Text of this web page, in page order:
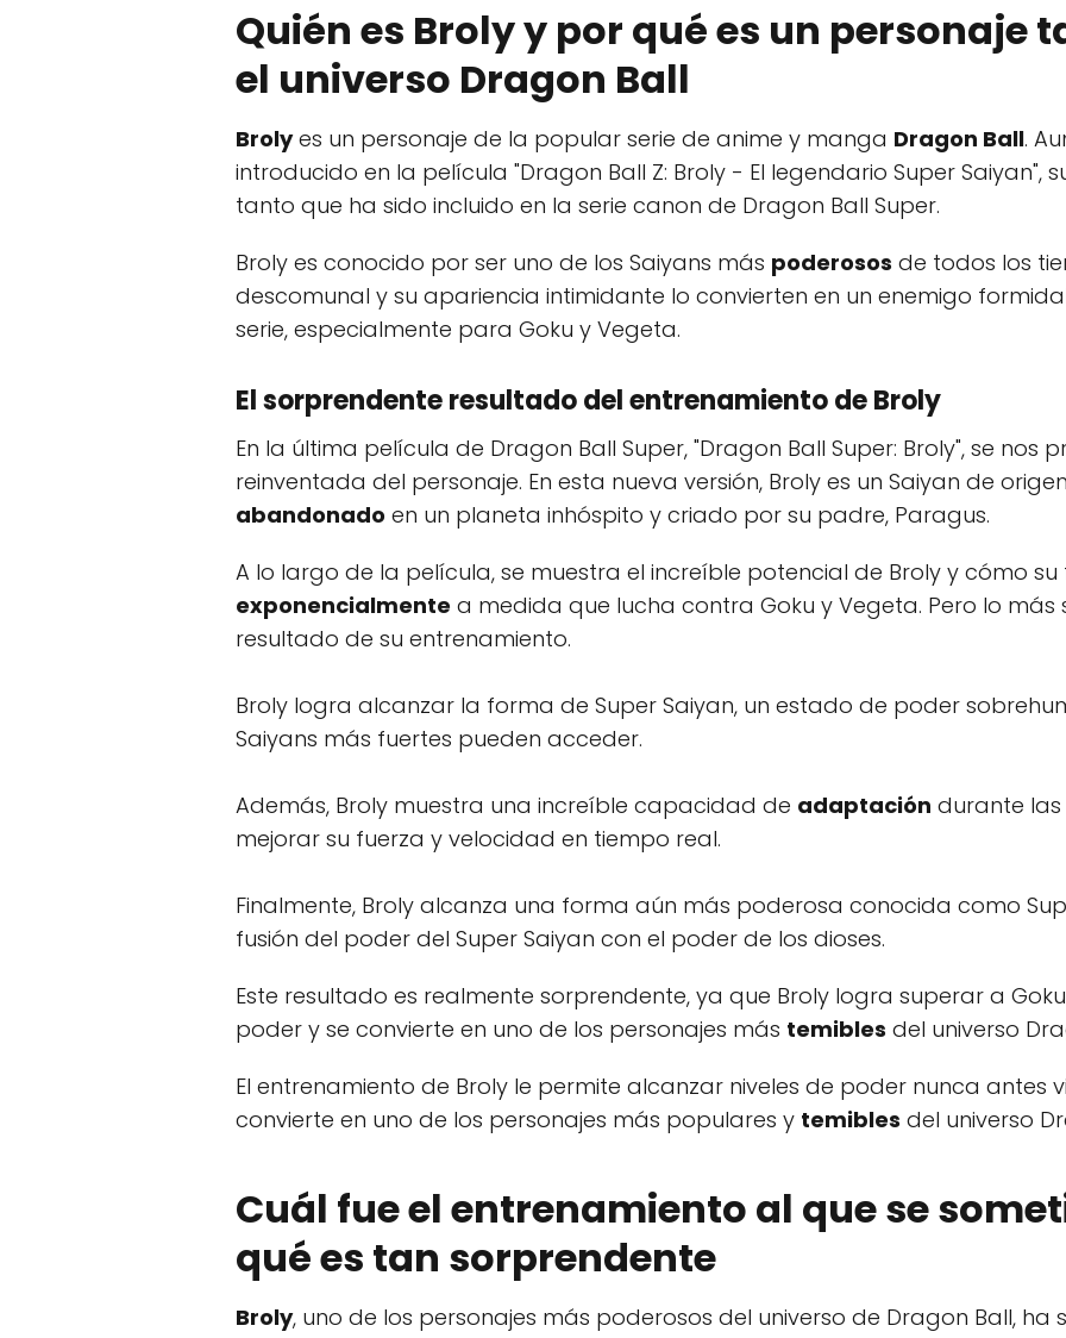
Quién es Broly y por qué es un personaje
el universo Dragon Ball
Brolyes un personaje de la popular serie de anime y manga Dragon Ball.
introducido en la película "Dragon Ball Z: Broly - El legendario Super
tanto que ha sido incluido en la serie canon de Dragon Ball Super.
Broly es conocido por ser uno de los Saiyans más poderosos de todos los
descomunal y su apariencia intimidante lo convierten en un enemigo
serie, especialmente para Goku y Vegeta.
El sorprendente resultado del entrenamiento de Broly
En la última película de Dragon Ball Super, "Dragon Ball Super: Broly", se nos
reinventada del personaje. En esta nueva versión, Broly es un Saiyan de
abandonado en un planeta inhóspito y criado por su padre, Paragus.
A lo largo de la película, se muestra el increíble potencial de Broly y cómo
exponencialmente a medida que lucha contra Goku y Vegeta. Pero lo más
resultado de su entrenamiento.
Broly logra alcanzar la forma de Super Saiyan, un estado de poder
Saiyans más fuertes pueden acceder.
Además, Broly muestra una increíble capacidad de adaptación durante las
mejorar su fuerza y velocidad en tiempo real.
Finalmente, Broly alcanza una forma aún más poderosa conocida como
fusión del poder del Super Saiyan con el poder de los dioses.
Este resultado es realmente sorprendente, ya que Broly logra superar a
poder y se convierte en uno de los personajes más temibles del universo
El entrenamiento de Broly le permite alcanzar niveles de poder nunca antes
convierte en uno de los personajes más populares y temibles del universo
Cuál fue el entrenamiento al que se
qué es tan sorprendente
Broly, uno de los personajes más poderosos del universo de Dragon Ball, ha